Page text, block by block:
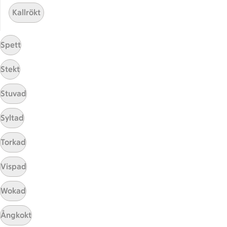
ICA Gruppen
ICA Nära
ICA Supermarket
ICA Kvantum
ICA Maxi
Utvalda leverantörer
Annonsera
Jobba på ICA
Hållbarhet
ICA Stiftelsen
En god morgondag
Kundservice
Reklamera
Återkallelser
Kallrökt
Spett
Stekt
Stuvad
Syltad
Torkad
Vispad
Wokad
Ångkokt